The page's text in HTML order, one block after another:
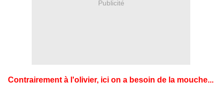
Publicité
Contrairement à l'olivier, ici on a besoin de la mouche...